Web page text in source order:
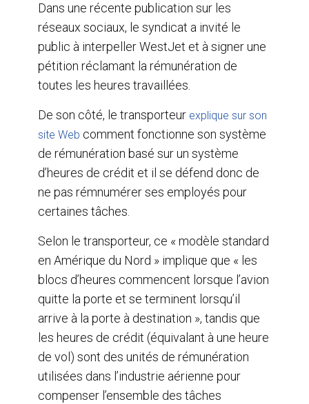
Dans une récente publication sur les
réseaux sociaux, le syndicat a invité le
public à interpeller WestJet et à signer une
pétition réclamant la rémunération de
toutes les heures travaillées.
De son côté, le transporteur explique sur son
site Web comment fonctionne son système
de rémunération basé sur un système
d’heures de crédit et il se défend donc de
ne pas rémnumérer ses employés pour
certaines tâches.
Selon le transporteur, ce « modèle standard
en Amérique du Nord » implique que « les
blocs d’heures commencent lorsque l’avion
quitte la porte et se terminent lorsqu’il
arrive à la porte à destination », tandis que
les heures de crédit (équivalant à une heure
de vol) sont des unités de rémunération
utilisées dans l’industrie aérienne pour
compenser l’ensemble des tâches